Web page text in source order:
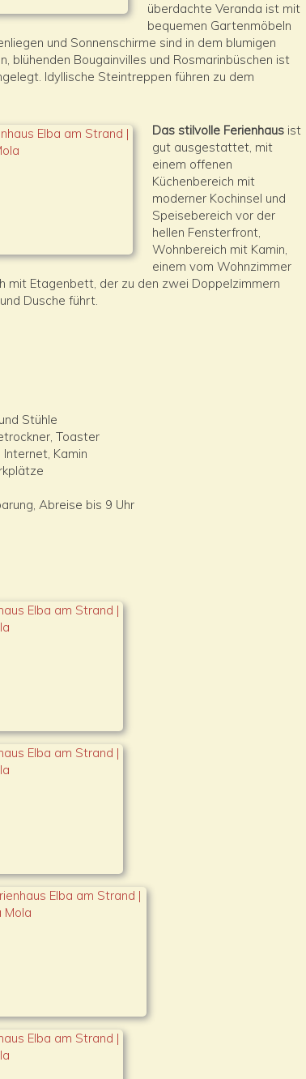
überdachte Veranda ist mit
bequemen Gartenmöbeln
und Sonnenschirme sind in dem blumigen
blühenden Bougainvilles und Rosmarinbüschen ist
Idyllische Steintreppen führen zu dem
Das stilvolle Ferienhaus ist
gut ausgestattet, mit
einem offenen
Küchenbereich mit
moderner Kochinsel und
Speisebereich vor der
hellen Fensterfront,
Wohnbereich mit Kamin,
einem vom Wohnzimmer
mit Etagenbett, der zu den zwei Doppelzimmern
Dusche führt.
Stühle
Toaster
Kamin
Abreise bis 9 Uhr